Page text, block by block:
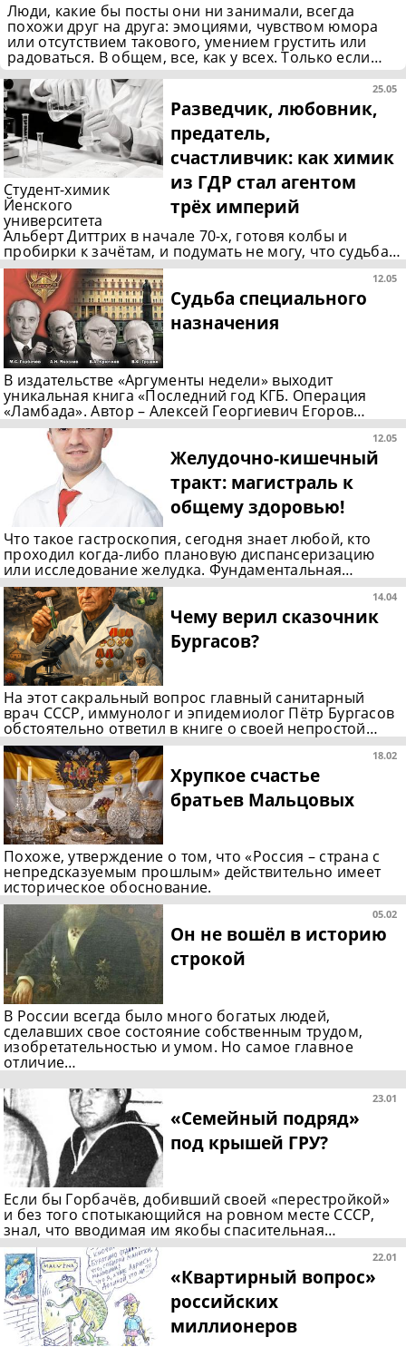
Люди, какие бы посты они ни занимали, всегда
похожи друг на друга: эмоциями, чувством юмора
или отсутствием такового, умением грустить или
радоваться. В общем, все, как у всех. Только если…
25.05
Разведчик, любовник,
предатель,
счастливчик: как химик
из ГДР стал агентом
трёх империй
Студент-химик
Йенского
университета
Альберт Диттрих в начале 70-х, готовя колбы и
пробирки к зачётам, и подумать не могу, что судьба…
12.05
Судьба специального
назначения
В издательстве «Аргументы недели» выходит
уникальная книга «Последний год КГБ. Операция
«Ламбада». Автор – Алексей Георгиевич Егоров…
12.05
Желудочно-кишечный
тракт: магистраль к
общему здоровью!
Что такое гастроскопия, сегодня знает любой, кто
проходил когда-либо плановую диспансеризацию
или исследование желудка. Фундаментальная…
14.04
Чему верил сказочник
Бургасов?
На этот сакральный вопрос главный санитарный
врач СССР, иммунолог и эпидемиолог Пётр Бургасов
обстоятельно ответил в книге о своей непростой…
18.02
Хрупкое счастье
братьев Мальцовых
Похоже, утверждение о том, что «Россия – страна с
непредсказуемым прошлым» действительно имеет
историческое обоснование.
05.02
Он не вошёл в историю
строкой
В России всегда было много богатых людей,
сделавших свое состояние собственным трудом,
изобретательностью и умом. Но самое главное
отличие…
23.01
«Семейный подряд»
под крышей ГРУ?
Если бы Горбачёв, добивший своей «перестройкой»
и без того спотыкающийся на ровном месте СССР,
знал, что вводимая им якобы спасительная…
22.01
«Квартирный вопрос»
российских
миллионеров